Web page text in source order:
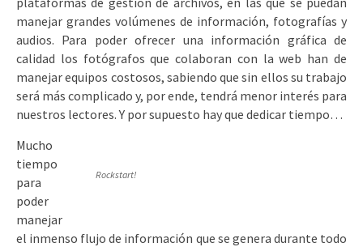
manejar grandes volúmenes de información, fotografías y
audios. Para poder ofrecer una información gráfica de
calidad los fotógrafos que colaboran con la web han de
manejar equipos costosos, sabiendo que sin ellos su trabajo
será más complicado y, por ende, tendrá menor interés para
nuestros lectores. Y por supuesto hay que dedicar tiempo…
Rockstart!
Mucho
tiempo
para
poder
manejar
el inmenso flujo de información que se genera durante todo